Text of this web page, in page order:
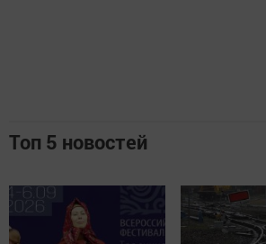
Топ 5 новостей